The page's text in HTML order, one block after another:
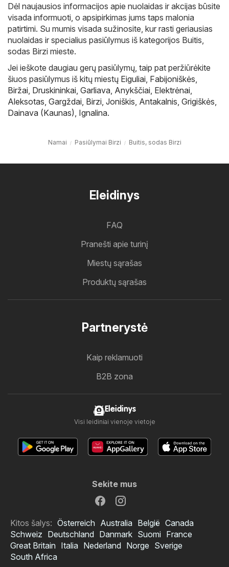
Dėl naujausios informacijos apie nuolaidas ir akcijas būsite
visada informuoti, o apsipirkimas jums taps malonia
patirtimi. Su mumis visada sužinosite, kur rasti geriausias
nuolaidas ir specialius pasiūlymus iš kategorijos Buitis,
sodas Birzi mieste.
Jei ieškote daugiau gerų pasiūlymų, taip pat peržiūrėkite
šiuos pasiūlymus iš kitų miestų Eiguliai Fabijoniškės
Biržai Druskininkai Garliava Anykščiai Elektrėnai
Aleksotas Gargždai Birzi Joniškis Antakalnis Grigiškės
Dainava (Kaunas) Ignalina.
Namai Pasiūlymai Birzi Buitis, sodas Birzi
Eleidinys
FAQ
Pranešti apie turinį
Miestų sąrašas
Produktų sąrašas
Partnerystė
Kaip reklamuoti
B2B zona
Eleidinys
Visi leidiniai vienoje vietoje
Sekite mus
Kitos šalys: Österreich Australia België Canada
Schweiz Deutschland Danmark Suomi France
Great Britain Italia Nederland Norge Sverige
South Africa